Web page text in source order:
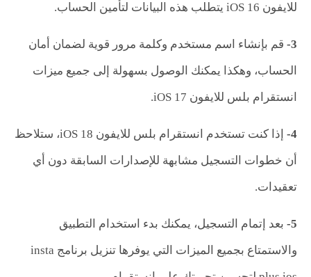
للايفون iOS 16 يتطلب هذه البيانات لتأمين الحساب.
3- قم بإنشاء اسم مستخدم وكلمة مرور قوية لضمان أمان
الحساب، وهكذا يمكنك الوصول بسهولة إلى جميع ميزات
انستقرام بلس للايفون iOS 17.
4-
إذا كنت تستخدم انستقرام بلس للايفون iOS 18، ستلاحظ
أن خطوات التسجيل مشابهة للإصدارات السابقة دون أي
تعقيدات.
5- بعد إتمام التسجيل، يمكنك بدء استخدام التطبيق
والاستمتاع بجميع الميزات التي يوفرها تنزيل برنامج insta